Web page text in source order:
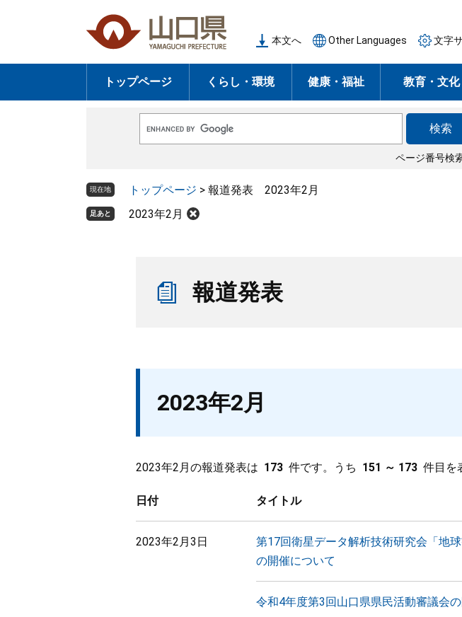
の
頭
ー
飛
本文へ Other Languages 文字
トップページ くらし・環境 健康・福祉 教育・文
o
e
ス
ページ番号検
現在地 トップページ > 報道発表 2023年2月
足あと 2023年2月
報道発表
2023年2月
2023年2月の報道発表は 173 件です。うち 151 ～ 173 件目を
日付 タイトル
2023年2月3日
第17回衛星データ解析技術研究会「地
の開催について
令和4年度第3回山口県県民活動審議会